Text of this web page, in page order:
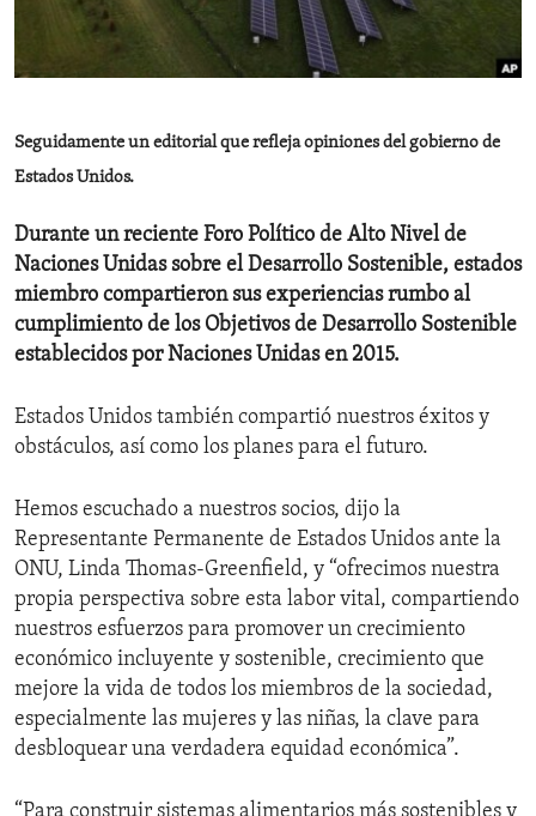
ENVIRONMENT AND HEALTH
IDEALS AND INSTITUTIONS
Seguidamente un editorial que refleja opiniones del gobierno de
Estados Unidos.
Durante un reciente Foro Político de Alto Nivel de
Naciones Unidas sobre el Desarrollo Sostenible, estados
miembro compartieron sus experiencias rumbo al
cumplimiento de los Objetivos de Desarrollo Sostenible
establecidos por Naciones Unidas en 2015.
Estados Unidos también compartió nuestros éxitos y
obstáculos, así como los planes para el futuro.
Hemos escuchado a nuestros socios, dijo la
Representante Permanente de Estados Unidos ante la
ONU, Linda Thomas-Greenfield, y “ofrecimos nuestra
propia perspectiva sobre esta labor vital, compartiendo
nuestros esfuerzos para promover un crecimiento
económico incluyente y sostenible, crecimiento que
mejore la vida de todos los miembros de la sociedad,
especialmente las mujeres y las niñas, la clave para
desbloquear una verdadera equidad económica”.
“Para construir sistemas alimentarios más sostenibles y